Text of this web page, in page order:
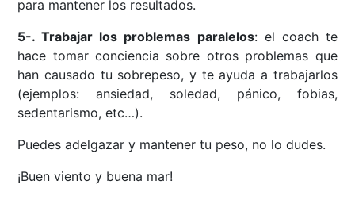
para mantener los resultados.
5-. Trabajar los problemas paralelos: el coach te
hace tomar conciencia sobre otros problemas que
han causado tu sobrepeso, y te ayuda a trabajarlos
(ejemplos: ansiedad, soledad, pánico, fobias,
sedentarismo, etc…).
Puedes adelgazar y mantener tu peso, no lo dudes.
¡Buen viento y buena mar!